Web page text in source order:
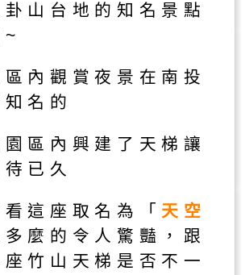
山台地的知名景點
內觀賞夜景在南投
名的
區內興建了天梯讓
已久
這座取名為「 天空
多麼的令人驚豔，跟
竹山天梯是否不一